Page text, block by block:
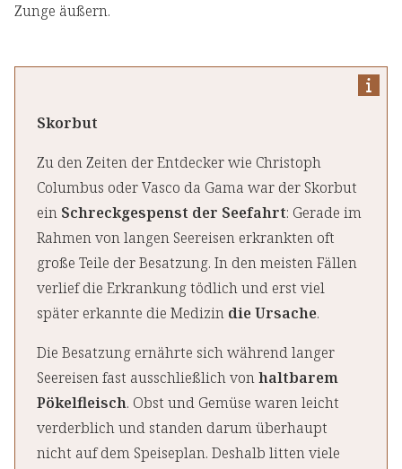
Zunge äußern.
Skorbut
Zu den Zeiten der Entdecker wie Christoph
Columbus oder Vasco da Gama war der Skorbut
ein Schreckgespenst der Seefahrt: Gerade im
Rahmen von langen Seereisen erkrankten oft
große Teile der Besatzung. In den meisten Fällen
verlief die Erkrankung tödlich und erst viel
später erkannte die Medizin die Ursache.
Die Besatzung ernährte sich während langer
Seereisen fast ausschließlich vonhaltbarem
Pökelfleisch. Obst und Gemüse waren leicht
verderblich und standen darum überhaupt
nicht auf dem Speiseplan. Deshalb litten viele